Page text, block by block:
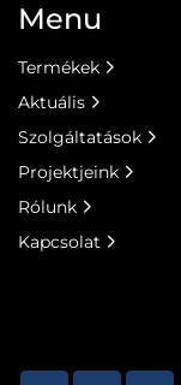
Menu
Termékek
Aktuális
Szolgáltatások
Projektjeink
Rólunk
Kapcsolat